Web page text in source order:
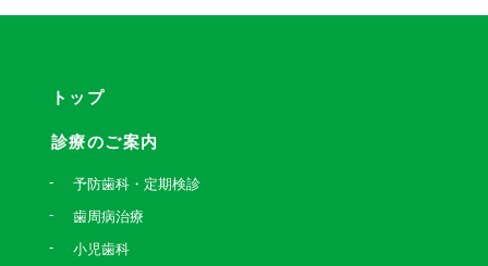
トップ
診療のご案内
予防歯科・定期検診
歯周病治療
小児歯科